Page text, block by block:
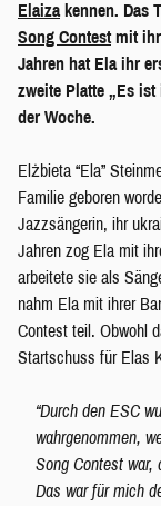
Elaizakennen. Das
Song Contestmit
Jahren hat Ela ihr
zweite Platte „Es
der Woche.
Elżbieta “Ela”
Familie geboren
Jazzsängerin, ihr
Jahren zog Ela mit
arbeitete sie als
nahm Ela mit ihrer
Contest teil. Obwohl
Startschuss für Elas
“Durch den ESC
wahrgenommen,
Song Contest war,
Das war für mich